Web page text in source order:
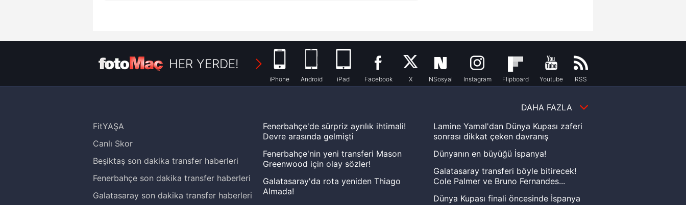
HER YERDE!
iPhone Android iPad Facebook X NSosyal Instagram Flipboard Youtube RSS
DAHA FAZLA
FitYAŞA
Canlı Skor
Beşiktaş son dakika transfer haberleri
Fenerbahçe son dakika transfer haberleri
Galatasaray son dakika transfer haberleri
Fenerbahçe'de sürpriz ayrılık ihtimali!
Devre arasında gelmişti
Fenerbahçe'nin yeni transferi Mason
Greenwood için olay sözler!
Galatasaray'da rota yeniden Thiago
Almada!
Lamine Yamal'dan Dünya Kupası zaferi
sonrası dikkat çeken davranış
Dünyanın en büyüğü İspanya!
Galatasaray transferi böyle bitirecek!
Cole Palmer ve Bruno Fernandes...
Dünya Kupası finali öncesinde İspanya